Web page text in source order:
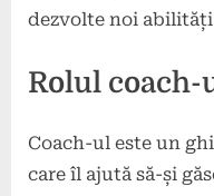
dezvolte noi
Rolul
Coach-ul este un
care îl ajută să-și